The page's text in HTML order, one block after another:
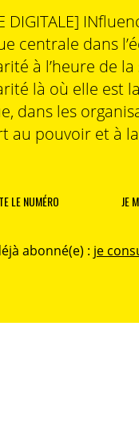
DIGITALE]
centrale dans
à l’heure de
là où elle est
dans les
au pouvoir et à
LE NUMÉRO JE
abonné(e) : je